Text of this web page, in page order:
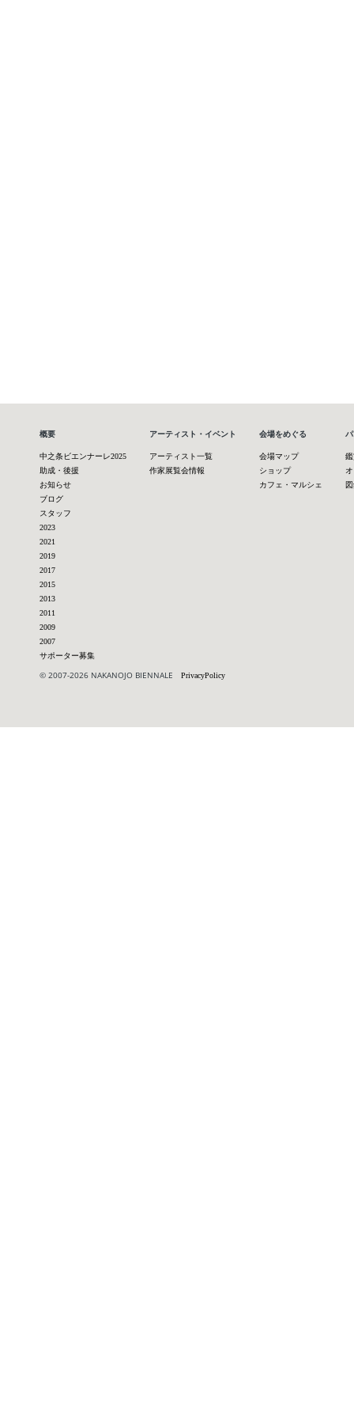
概要
中之条ビエンナーレ2025
助成・後援
お知らせ
ブログ
スタッフ
2023
2021
2019
2017
2015
2013
2011
2009
2007
サポーター募集
アーティスト・イベント
アーティスト一覧
作家展覧会情報
会場をめぐる
会場マップ
ショップ
カフェ・マルシェ
© 2007-2026 NAKANOJO BIENNALE PrivacyPolicy